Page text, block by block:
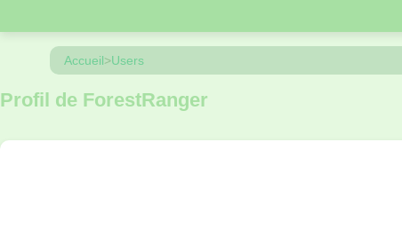
Accueil>Users
Profil de ForestRanger